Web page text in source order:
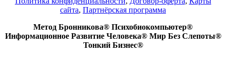
сайта, Партнёрская программа
Метод Бронникова® Психобиокомпьютер®
Информационное Развитие Человека® Мир Без Слепоты®
Тонкий Бизнес®